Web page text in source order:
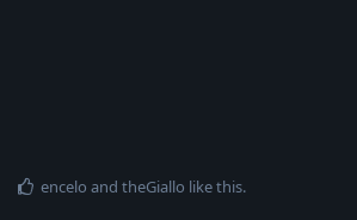
encelo and theGiallo like this.